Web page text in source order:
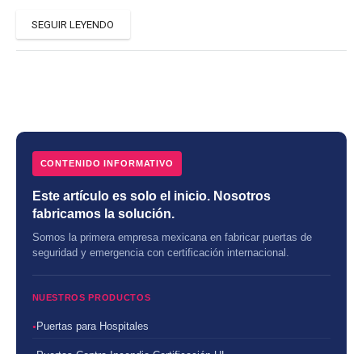
SEGUIR LEYENDO
CONTENIDO INFORMATIVO
Este artículo es solo el inicio. Nosotros
fabricamos la solución.
Somos la primera empresa mexicana en fabricar puertas de
seguridad y emergencia con certificación internacional.
NUESTROS PRODUCTOS
Puertas para Hospitales